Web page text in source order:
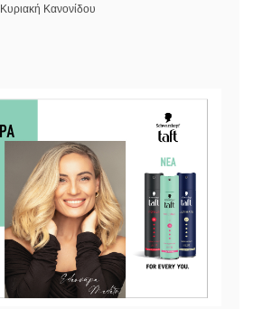
Κυριακή Κανονίδου